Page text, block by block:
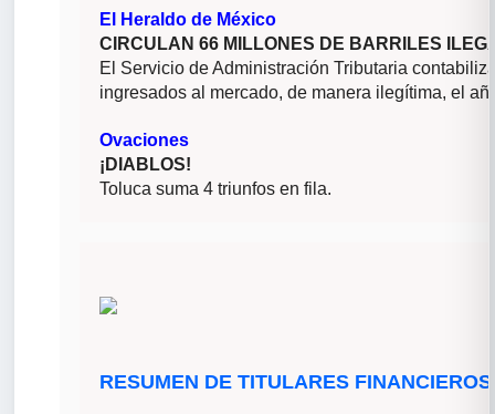
El Heraldo de México
CIRCULAN 66 MILLONES DE BARRILES
El Servicio de Administración Tributaria
ingresados al mercado, de manera ilegítima, el
Ovaciones
¡DIABLOS!
Toluca suma 4 triunfos en fila.
RESUMEN DE TITULARES FINANCIEROS